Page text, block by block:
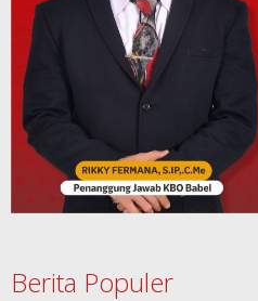
Berita Populer